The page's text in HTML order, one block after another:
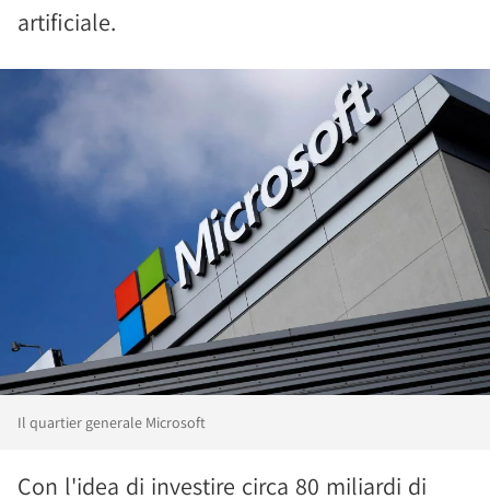
artificiale.
Il quartier generale Microsoft
Con l'idea di investire circa 80 miliardi di